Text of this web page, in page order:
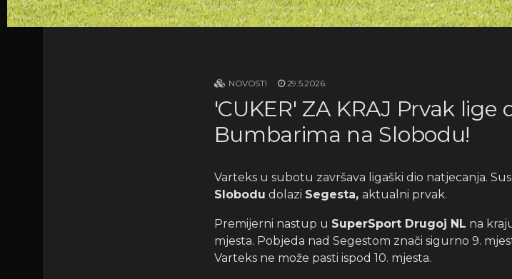
NOVOSTI 29.5.2026.
'CUKER' ZA KRAJ Prvak
Bumbarima na Slobodu!
Varteks u subotu završava ligaški dio natjecanja.
Slobodu dolazi Segesta, aktualni prvak.
Premijerni nastup u SuperSport Drugoj NL na
mjesta. Pobjeda nad Segestom znači sigurno 9.
Varteks ne može pasti ispod 10. mjesta.